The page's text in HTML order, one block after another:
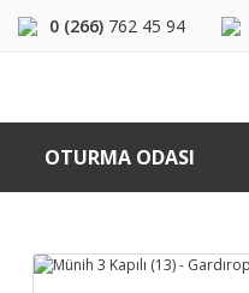
0 (266) 762 45 94
OTURMA ODASI